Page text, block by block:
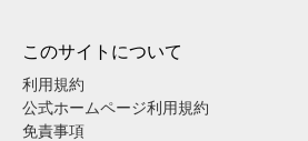
このサイトについて
利用規約
公式ホームページ利用規約
免責事項